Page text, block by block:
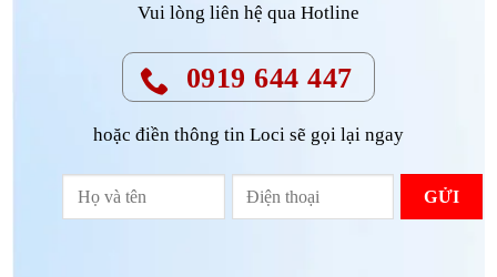
Vui lòng liên hệ qua Hotline
0919 644 447
hoặc điền thông tin Loci sẽ gọi lại ngay